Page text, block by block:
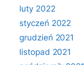
luty 2022
styczeń 2022
grudzień 2021
listopad 2021